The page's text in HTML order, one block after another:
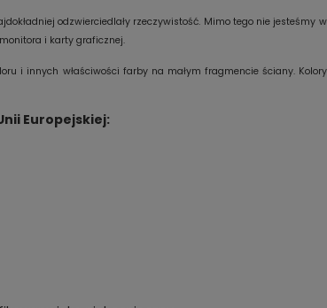
odzwierciedlały rzeczywistość. Mimo tego nie jesteśmy
i karty graficznej.
i innych właściwości farby na małym fragmencie ściany.
Europejskiej: